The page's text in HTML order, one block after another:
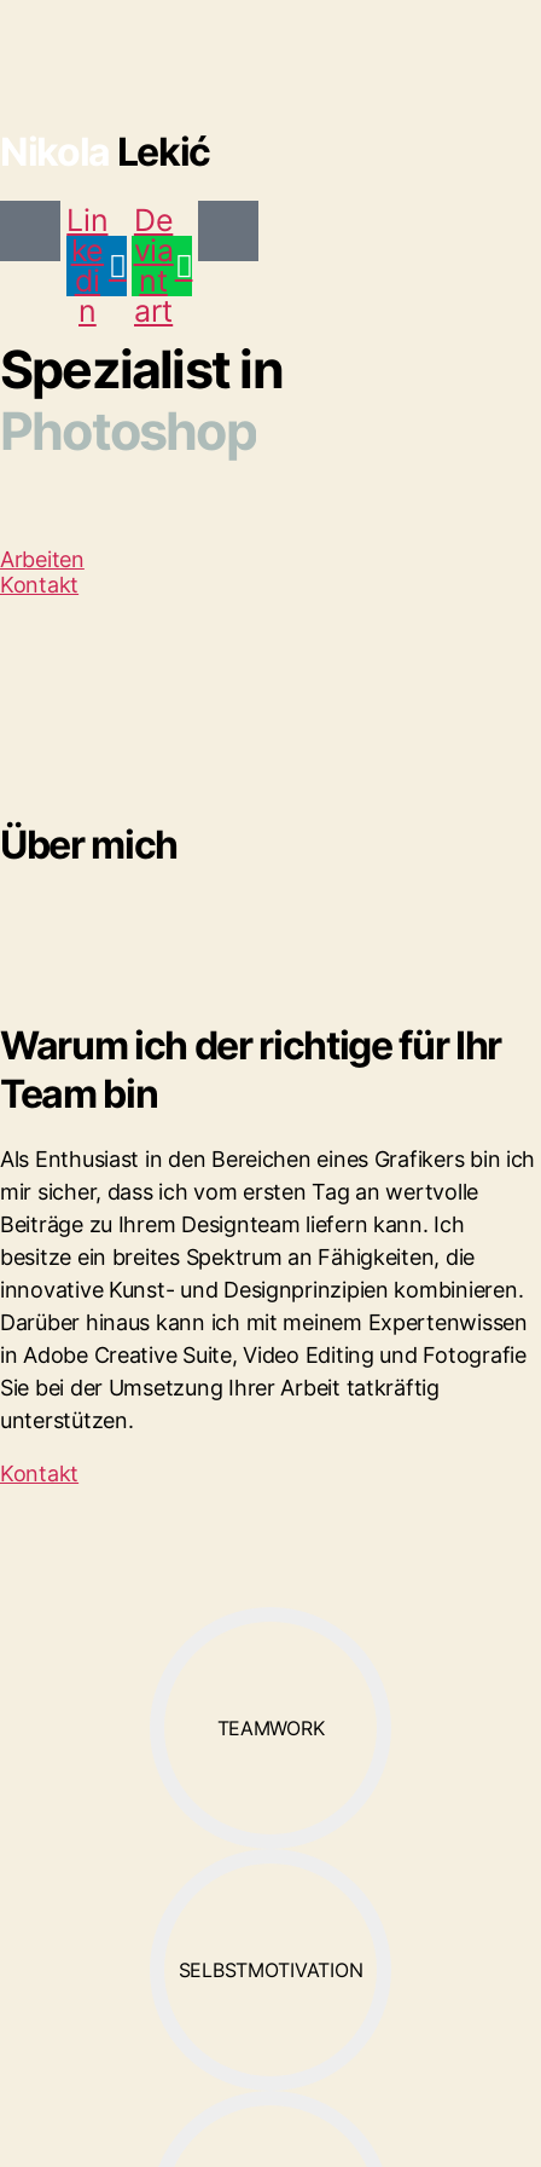
Nikola Lekić
Lin
ke
di
n
De
via
nt
art
Spezialist in
Photoshop
Arbeiten
Kontakt
Über mich
Warum ich der richtige für Ihr
Team bin
Als Enthusiast in den Bereichen eines Grafikers bin ich
mir sicher, dass ich vom ersten Tag an wertvolle
Beiträge zu Ihrem Designteam liefern kann. Ich
besitze ein breites Spektrum an Fähigkeiten, die
innovative Kunst- und Designprinzipien kombinieren.
Darüber hinaus kann ich mit meinem Expertenwissen
in Adobe Creative Suite, Video Editing und Fotografie
Sie bei der Umsetzung Ihrer Arbeit tatkräftig
unterstützen.
Kontakt
TEAMWORK
SELBSTMOTIVATION